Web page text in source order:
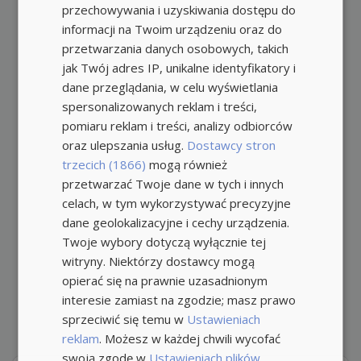
przechowywania i uzyskiwania dostępu do
informacji na Twoim urządzeniu oraz do
przetwarzania danych osobowych, takich
jak Twój adres IP, unikalne identyfikatory i
dane przeglądania, w celu wyświetlania
spersonalizowanych reklam i treści,
pomiaru reklam i treści, analizy odbiorców
oraz ulepszania usług. Dostawcy stron
trzecich (1866) mogą również
przetwarzać Twoje dane w tych i innych
celach, w tym wykorzystywać precyzyjne
dane geolokalizacyjne i cechy urządzenia.
Twoje wybory dotyczą wyłącznie tej
witryny. Niektórzy dostawcy mogą
opierać się na prawnie uzasadnionym
interesie zamiast na zgodzie; masz prawo
sprzeciwić się temu w Ustawieniach
reklam. Możesz w każdej chwili wycofać
swoją zgodę w Ustawieniach plików